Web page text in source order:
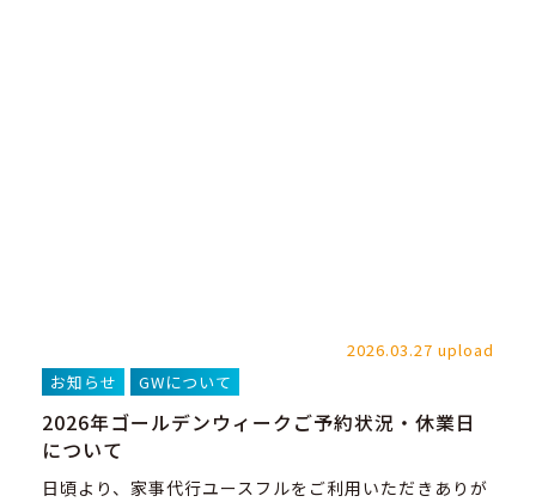
2026.03.27 upload
お知らせ
GWについて
2026年ゴールデンウィークご予約状況・休業日
について
日頃より、家事代行ユースフルをご利用いただきありが